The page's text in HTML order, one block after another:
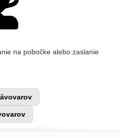
na pobočke alebo zaslanie